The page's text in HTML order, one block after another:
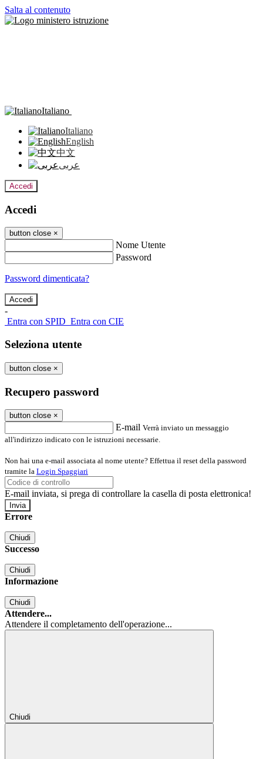
Salta al contenuto
Italiano
Italiano
English
中文
عربى
Accedi
Accedi
button close ×
Nome Utente
Password
Password dimenticata?
-
Entra con SPID Entra con CIE
Seleziona utente
button close ×
Recupero password
button close ×
E-mail Verrà inviato un messaggio
all'indirizzo indicato con le istruzioni necessarie.
Non hai una e-mail associata al nome utente? Effettua il reset della password
tramite la Login Spaggiari
E-mail inviata, si prega di controllare la casella di posta elettronica!
Errore
Chiudi
Successo
Chiudi
Informazione
Chiudi
Attendere...
Attendere il completamento dell'operazione...
Chiudi